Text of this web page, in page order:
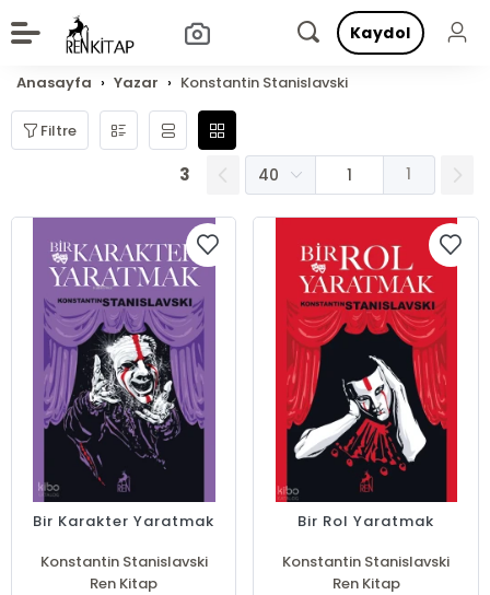
Kaydol
Anasayfa Yazar Konstantin Stanislavski
Filtre
3 1
Bir Karakter Yaratmak
Konstantin Stanislavski
Ren Kitap
Bir Rol Yaratmak
Konstantin Stanislavski
Ren Kitap